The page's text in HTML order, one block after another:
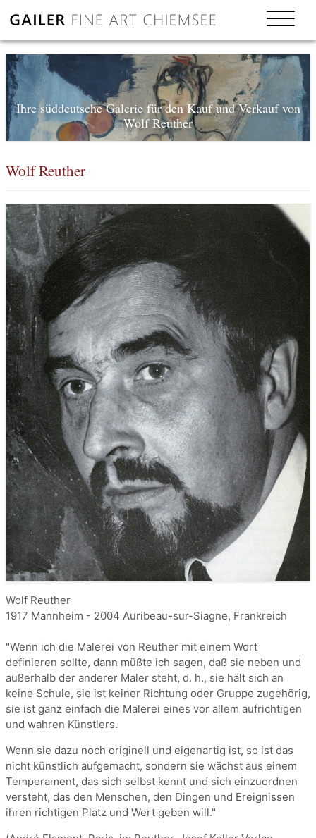
Ihre süddeutsche Galerie für den Kauf und Verkauf von
Wolf Reuther
Wolf Reuther
Wolf Reuther
1917 Mannheim - 2004 Auribeau-sur-Siagne, Frankreich
"Wenn ich die Malerei von Reuther mit einem Wort
definieren sollte, dann müßte ich sagen, daß sie neben und
außerhalb der anderer Maler steht, d. h., sie hält sich an
keine Schule, sie ist keiner Richtung oder Gruppe zugehörig,
sie ist ganz einfach die Malerei eines vor allem aufrichtigen
und wahren Künstlers.
Wenn sie dazu noch originell und eigenartig ist, so ist das
nicht künstlich aufgemacht, sondern sie wächst aus einem
Temperament, das sich selbst kennt und sich einzuordnen
versteht, das den Menschen, den Dingen und Ereignissen
ihren richtigen Platz und Wert geben will."